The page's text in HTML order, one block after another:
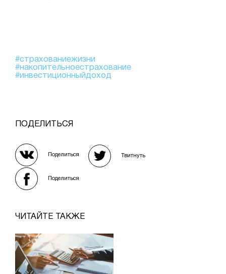
#страхованиежизни
#накопительноестрахование
#инвестиционныйдоход
ПОДЕЛИТЬСЯ
Поделиться Твитнуть
Поделиться
ЧИТАЙТЕ ТАКЖЕ